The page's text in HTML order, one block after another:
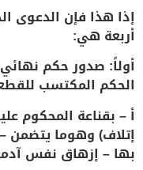
إذا هذا فإن الدعوى
أربعة هي:
أولاً: صدور حكم
الحكم المكتسب
أ – بقناعة المحكوم
إتلاف) وهوما يتضمن
بها – إزهاق نفس